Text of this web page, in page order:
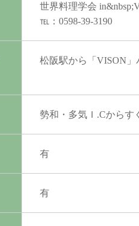
世界料理学会
℡：0598-39-3190
松阪駅から「VISON」
勢和・多気Ｉ.Cからす
有
有